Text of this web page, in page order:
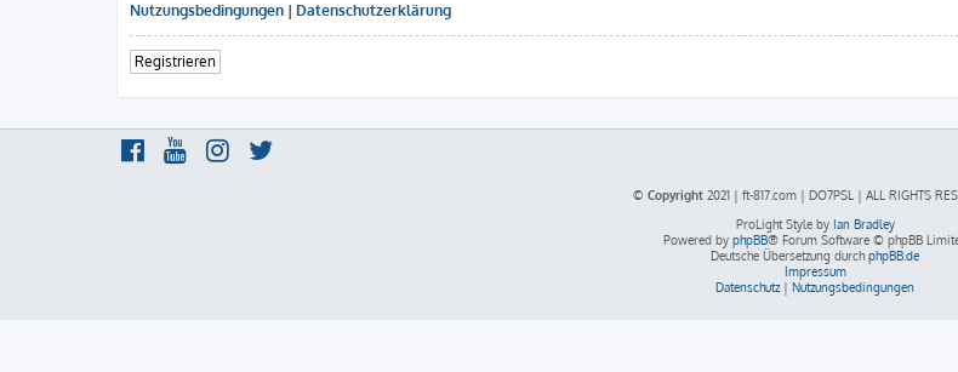
Nutzungsbedingungen | Datenschutzerklärung
Registrieren
© Copyright 2021 | ft-817.com | DO7PSL | ALL RIGHTS
ProLight Style by Ian Bradley
Powered by phpBB® Forum Software © phpBB
Deutsche Übersetzung durch phpBB.de
Impressum
Datenschutz | Nutzungsbedingungen